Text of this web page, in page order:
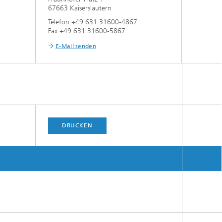
67663 Kaiserslautern
Telefon +49 631 31600-4867
Fax +49 631 31600-5867
E-Mail senden
DRUCKEN